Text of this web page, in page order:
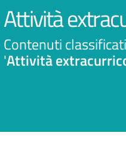
Attività
Contenuti
'Attività